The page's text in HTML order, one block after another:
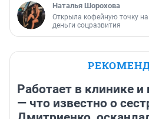
Наталья Шорохова
Открыла кофейную точку на
деньги соцразвития
Работает в клинике и
— что известно о